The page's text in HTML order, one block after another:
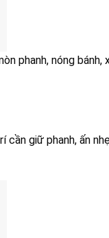
phanh, nóng bánh,
giữ phanh, ấn